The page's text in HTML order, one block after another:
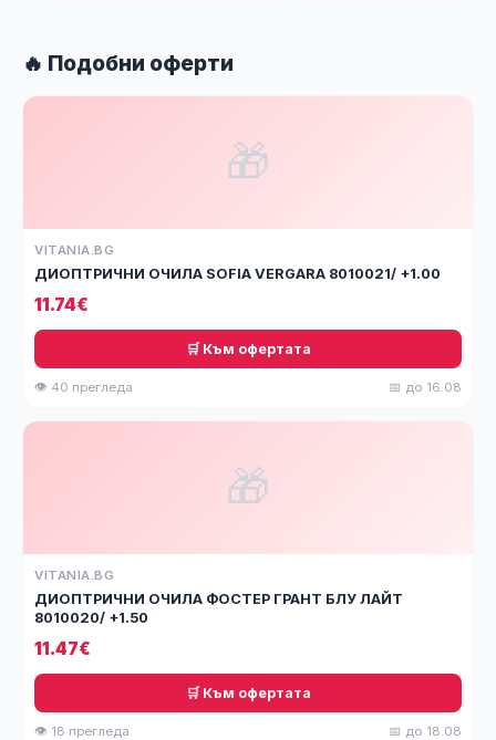
🔥 Подобни оферти
🎁
VITANIA.BG
ДИОПТРИЧНИ ОЧИЛА SOFIA VERGARA 8010021/ +1.00
11.74€
🛒 Към офертата
👁 40 прегледа 📅 до 16.08
🎁
VITANIA.BG
ДИОПТРИЧНИ ОЧИЛА ФОСТЕР ГРАНТ БЛУ ЛАЙТ
8010020/ +1.50
11.47€
🛒 Към офертата
👁 18 прегледа 📅 до 18.08